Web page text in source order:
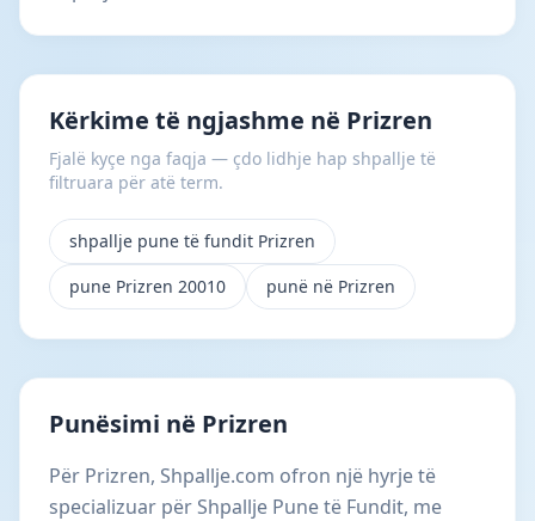
Kërkime të ngjashme në Prizren
Fjalë kyçe nga faqja — çdo lidhje hap shpallje të
filtruara për atë term.
shpallje pune të fundit Prizren
pune Prizren 20010
punë në Prizren
Punësimi në Prizren
Për Prizren, Shpallje.com ofron një hyrje të
specializuar për Shpallje Pune të Fundit, me